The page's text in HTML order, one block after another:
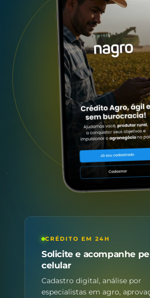
CRÉDITO EM 24H
Solicite e acompanhe
celular
Cadastro digital, análise por
especialistas em agro,